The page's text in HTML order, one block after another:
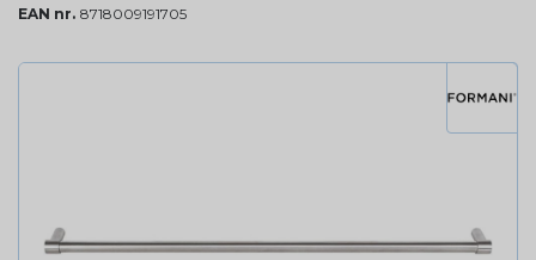
EAN nr. 8718009191705